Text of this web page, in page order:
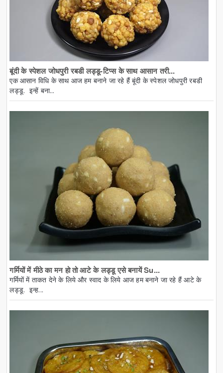
बूंदी के स्पेशल जोधपुरी रबडी लड्डू-टिप्स के साथ आसान तरी...
एक आसान विधि के साथ आज हम बनाने जा रहे हैं बूंदी के स्पेशल जोधपुरी रबडी
लड्डू. इन्हें बना...
गर्मियों में मीठे का मन हो तो आटे के लड्डू एसे बनायें Su...
गर्मियों में ताकत देने के लिये और स्वाद के लिये आज हम बनाने जा रहे हैं आटे के
लड्डू. इन्ह...